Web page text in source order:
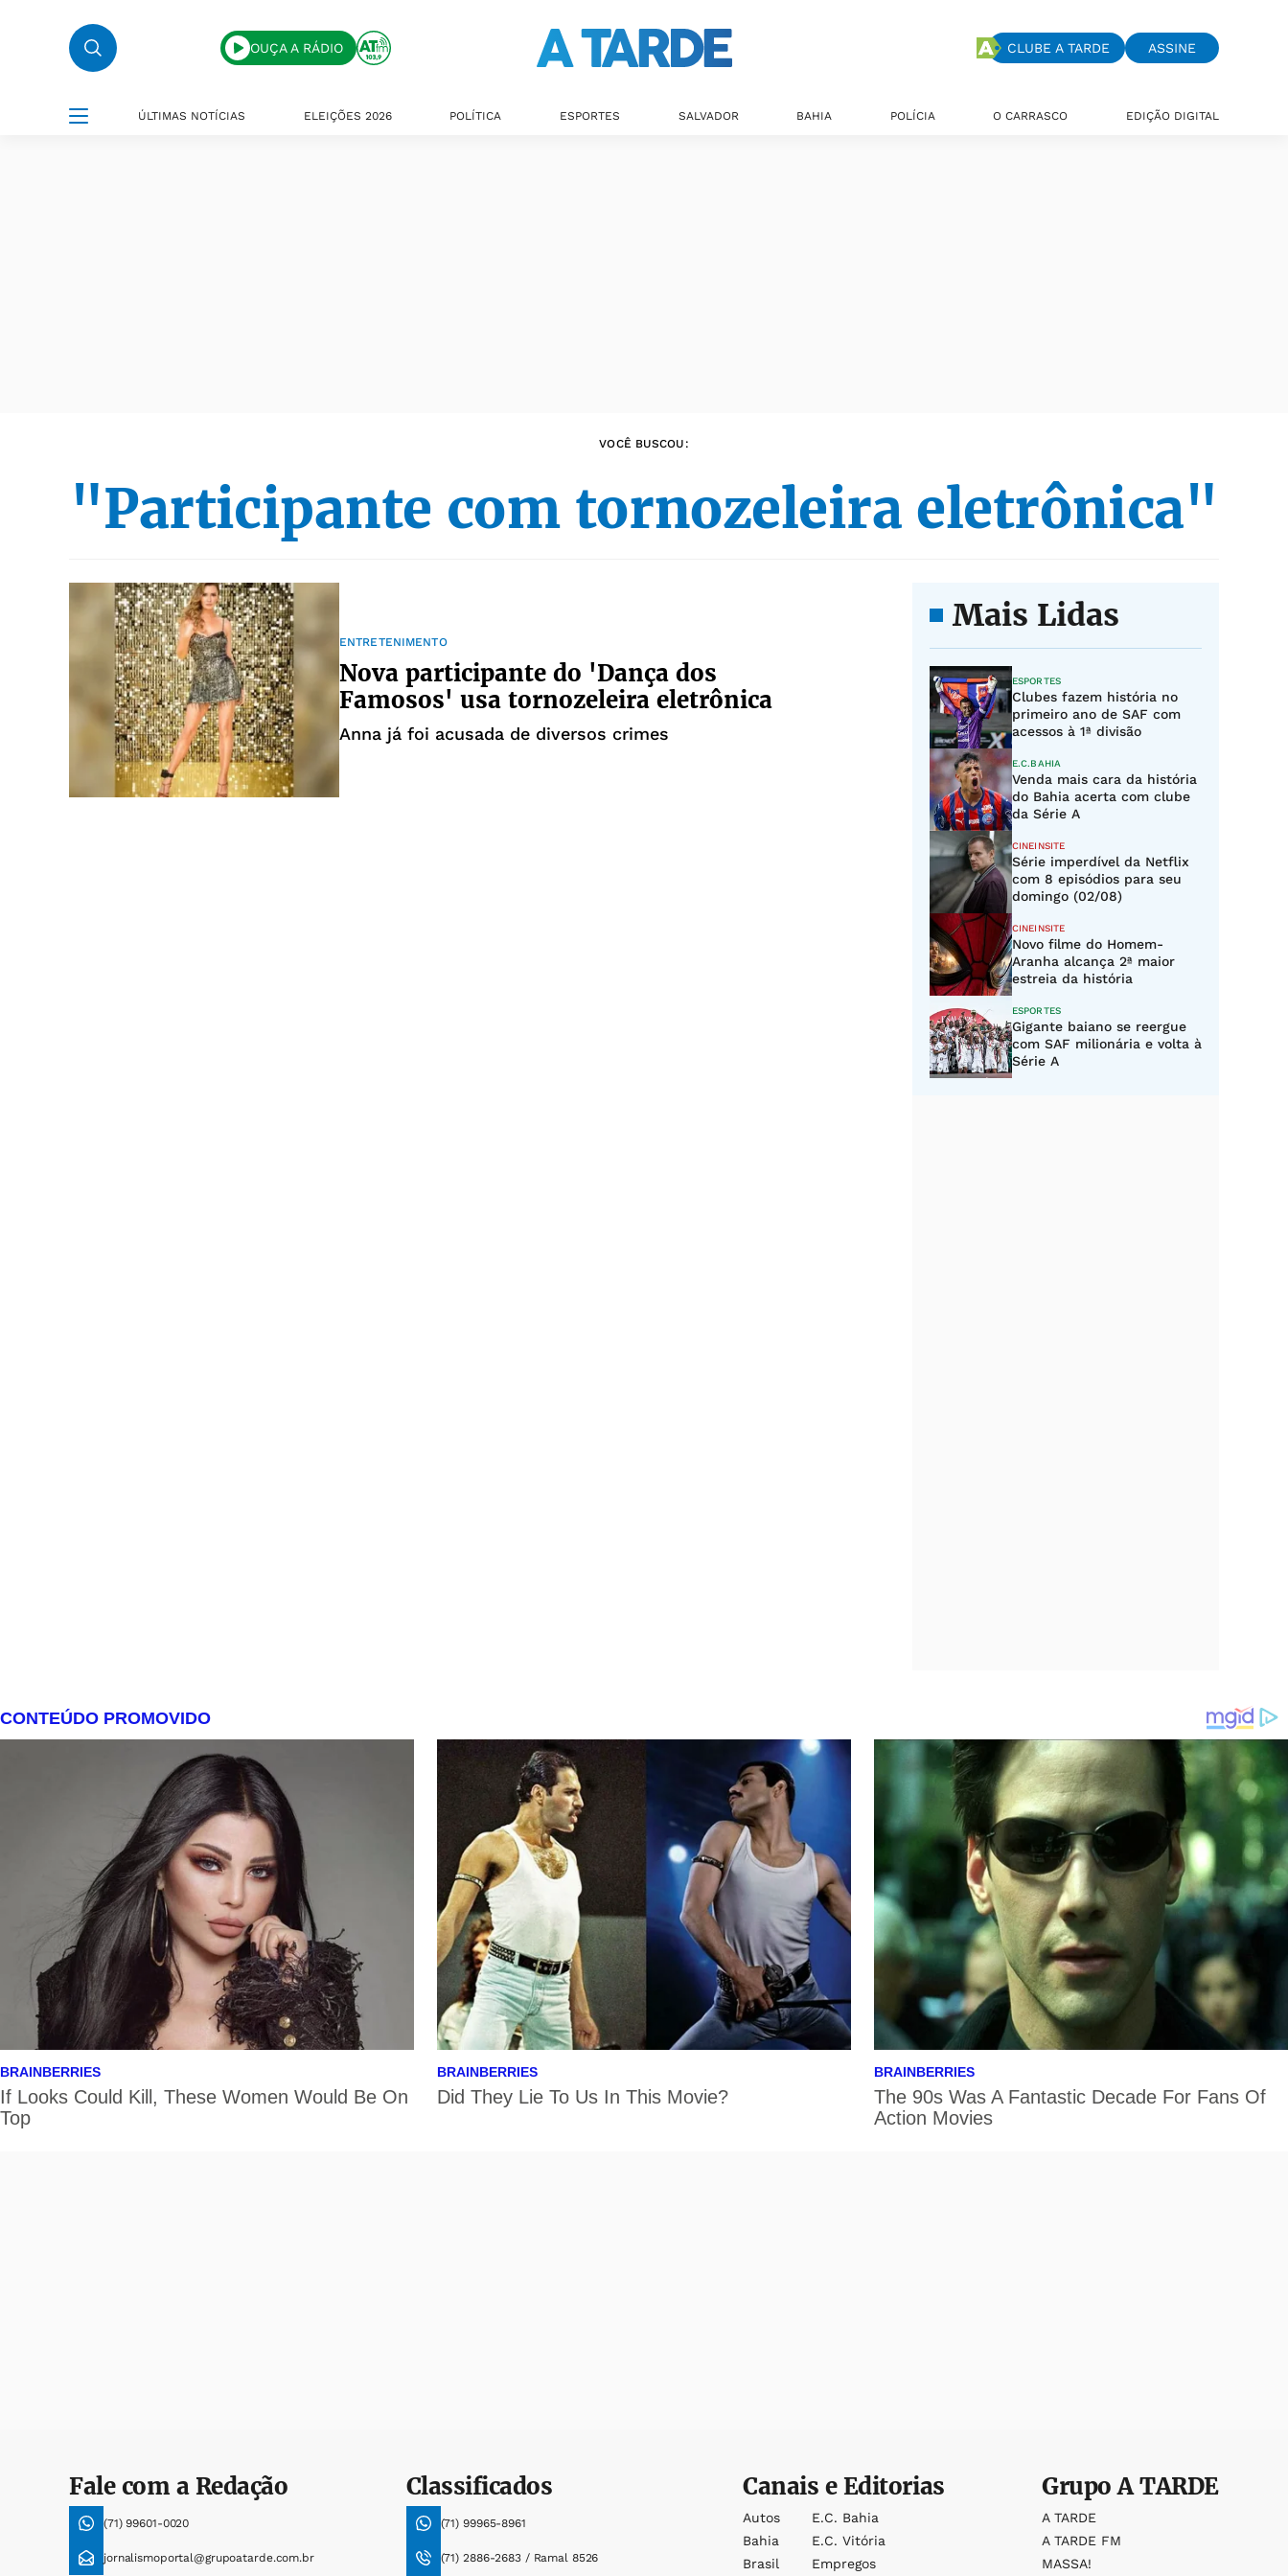
OUÇA A RÁDIO CLUBE A TARDE ASSINE
ÚLTIMAS NOTÍCIAS ELEIÇÕES 2026 POLÍTICA ESPORTES SALVADOR BAHIA POLÍCIA O CARRASCO EDIÇÃO DIGITAL
VOCÊ BUSCOU:
"Participante com tornozeleira eletrônica"
ENTRETENIMENTO
Nova participante do 'Dança dos
Famosos' usa tornozeleira eletrônica
Anna já foi acusada de diversos crimes
Mais Lidas
ESPORTES
Clubes fazem história no
primeiro ano de SAF com
acessos à 1ª divisão
E.C.BAHIA
Venda mais cara da história
do Bahia acerta com clube
da Série A
CINEINSITE
Série imperdível da Netflix
com 8 episódios para seu
domingo (02/08)
CINEINSITE
Novo filme do Homem-
Aranha alcança 2ª maior
estreia da história
ESPORTES
Gigante baiano se reergue
com SAF milionária e volta à
Série A
Fale com a Redação
(71) 99601-0020
jornalismoportal@grupoatarde.com.br
Classificados
(71) 99965-8961
(71) 2886-2683 / Ramal 8526
Canais e Editorias
Autos
Bahia
Brasil
E.c. Bahia
E.c. Vitória
Empregos
GrupoA TARDE
A TARDE
A TARDE FM
MASSA!